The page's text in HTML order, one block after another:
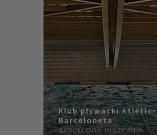
Klub pływacki Atlètic-
Barceloneta
BARCELONA HISZPANIA